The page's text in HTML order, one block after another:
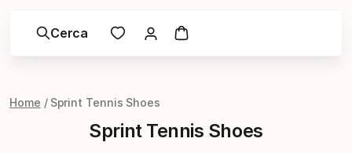
Cerca
Home Sprint Tennis Shoes
Sprint Tennis Shoes